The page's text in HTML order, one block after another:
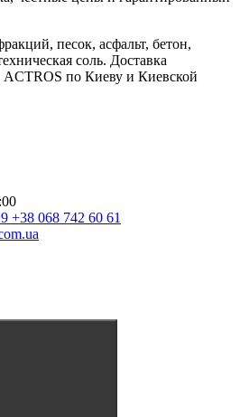
песок, асфальт, бетон,
соль. Доставка
ACTROS по Киеву и Киевской
+38 068 742 60 61